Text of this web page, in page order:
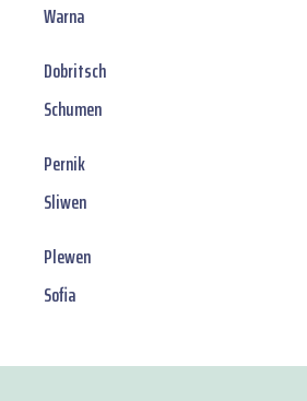
Warna
Dobritsch
Schumen
Pernik
Sliwen
Plewen
Sofia